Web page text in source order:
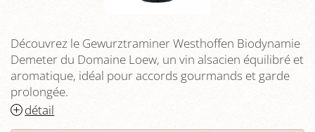
Découvrez le Gewurztraminer Westhoffen Biodynamie
Demeter du Domaine Loew, un vin alsacien équilibré et
aromatique, idéal pour accords gourmands et garde
prolongée.
détail